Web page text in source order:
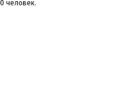
человек.